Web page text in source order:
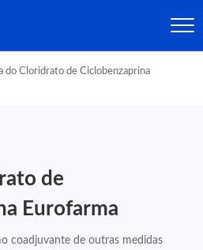
do Cloridrato de Ciclobenzaprina
de
Eurofarma
coadjuvante de outras medidas